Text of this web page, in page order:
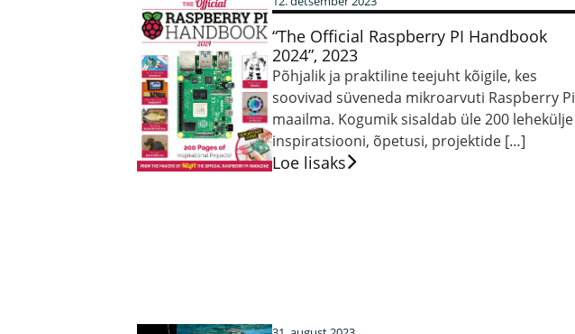
“The Official Raspberry PI Handbook
2024”, 2023
Põhjalik ja praktiline teejuht kõigile, kes
soovivad süveneda mikroarvuti Raspberry Pi
maailma. Kogumik sisaldab üle 200 lehekülje
inspiratsiooni, õpetusi, projektide […]
Loe lisaks